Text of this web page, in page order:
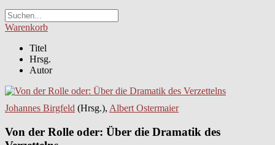
Warenkorb
Titel
Hrsg.
Autor
Johannes Birgfeld (Hrsg.), Albert Ostermaier
Von der Rolle oder: Über die Dramatik des